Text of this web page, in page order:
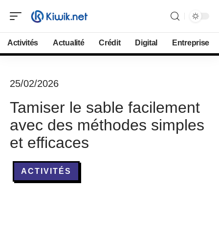
Activités Actualité Crédit Digital Entreprise
25/02/2026
Tamiser le sable facilement
avec des méthodes simples
et efficaces
ACTIVITÉS